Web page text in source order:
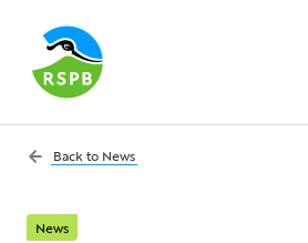
Back to News
News